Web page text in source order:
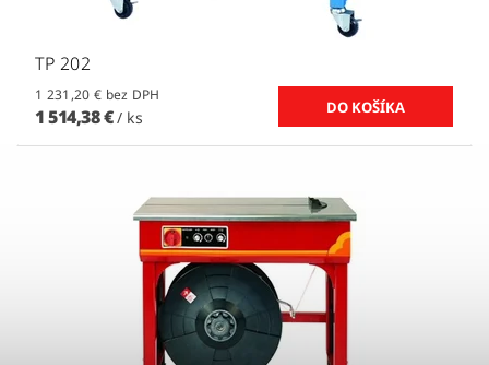
TP 202
1 231,20 € bez DPH
1 514,38 €/ ks